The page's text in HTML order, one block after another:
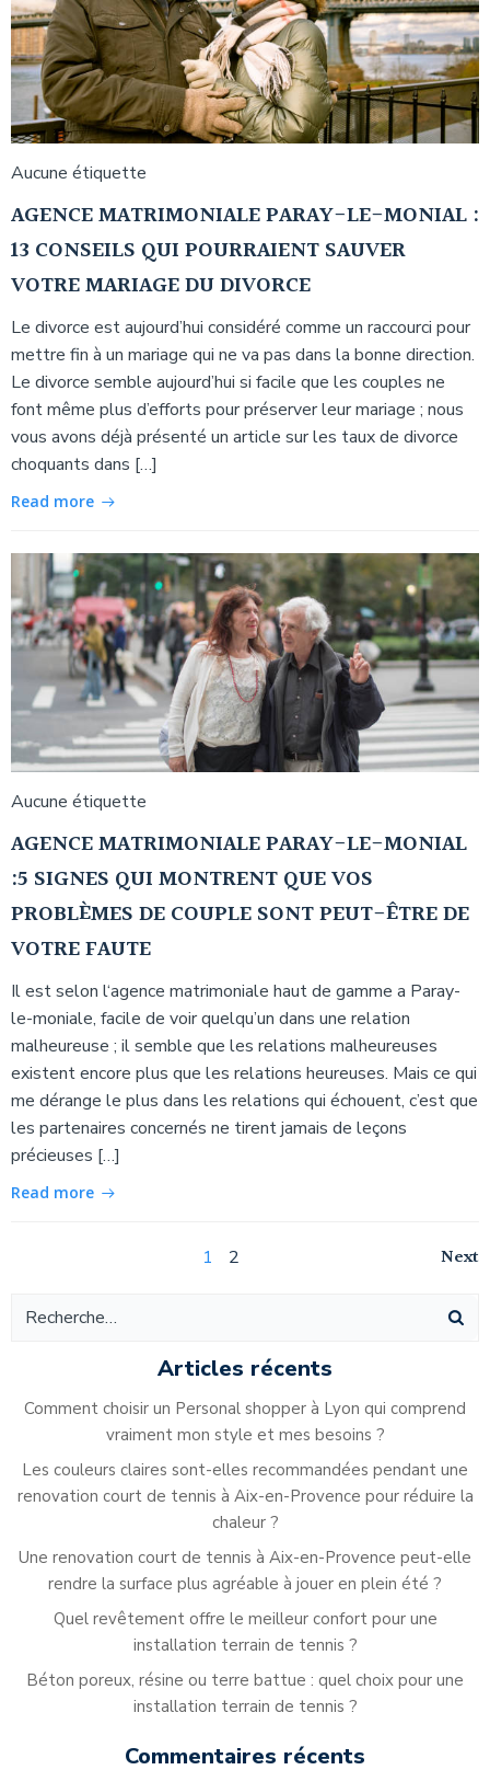
Aucune étiquette
AGENCE MATRIMONIALE PARAY-LE-MONIAL :
13 CONSEILS QUI POURRAIENT SAUVER
VOTRE MARIAGE DU DIVORCE
Le divorce est aujourd’hui considéré comme un raccourci pour
mettre fin à un mariage qui ne va pas dans la bonne direction.
Le divorce semble aujourd’hui si facile que les couples ne
font même plus d’efforts pour préserver leur mariage ; nous
vous avons déjà présenté un article sur les taux de divorce
choquants dans […]
Read more
Aucune étiquette
AGENCE MATRIMONIALE PARAY-LE-MONIAL
:5 SIGNES QUI MONTRENT QUE VOS
PROBLÈMES DE COUPLE SONT PEUT-ÊTRE DE
VOTRE FAUTE
Il est selon l‘agence matrimoniale haut de gamme a Paray-
le-moniale, facile de voir quelqu’un dans une relation
malheureuse ; il semble que les relations malheureuses
existent encore plus que les relations heureuses. Mais ce qui
me dérange le plus dans les relations qui échouent, c’est que
les partenaires concernés ne tirent jamais de leçons
précieuses […]
Read more
Navigation
des
articles
Navigation
des
articles
Page
1 Page
2 Next
Articles récents
Comment choisir un Personal shopper à Lyon qui comprend
vraiment mon style et mes besoins ?
Les couleurs claires sont-elles recommandées pendant une
renovation court de tennis à Aix-en-Provence pour réduire la
chaleur ?
Une renovation court de tennis à Aix-en-Provence peut-elle
rendre la surface plus agréable à jouer en plein été ?
Quel revêtement offre le meilleur confort pour une
installation terrain de tennis ?
Béton poreux, résine ou terre battue : quel choix pour une
installation terrain de tennis ?
Commentaires récents